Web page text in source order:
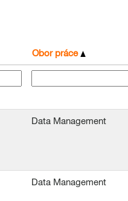
Obor práce
Data Management
Data Management